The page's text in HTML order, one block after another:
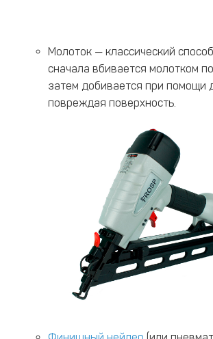
Молоток — классический
сначала вбивается молотком
затем добивается при помощи
повреждая поверхность.